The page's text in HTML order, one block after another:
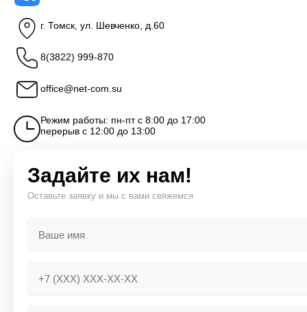
г. Томск, ул. Шевченко, д.60
8(3822) 999-870
office@net-com.su
Режим работы: пн-пт с 8:00 до 17:00
перерыв с 12:00 до 13:00
Задайте их нам!
Оставьте заявку и мы с вами свяжемся